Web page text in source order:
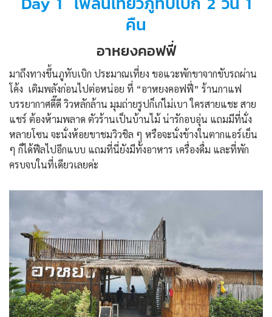
คืน
อาหยงคอฟฟี่
มาถึงทางขึ้นภูทับเบิก ประมาณเที่ยง ขอแวะพักขาจากขับรถผ่าน
โค้ง เติมพลังก่อนไปต่อหน่อย ที่ “อาหยงคอฟฟี่” ร้านกาแฟ
บรรยากาศดี๊ดี วิวหลักล้าน มุมถ่ายรูปก็เก๋ไม่เบา ใครสายแชะ สาย
แชร์ ต้องห้ามพลาด ตัวร้านเป็นบ้านไม้ น่ารักอบอุ่น แถมมีที่นั่ง
หลายโซน จะนั่งห้อยขาชมวิวชิล ๆ หรือจะนั่งข้างในตากแอร์เย็น
ๆ ก็ได้ฟีลไปอีกแบบ แถมที่นี่ยังมีทั้งอาหาร เครื่องดื่ม และที่พัก
ครบจบในที่เดียวเลยค่ะ